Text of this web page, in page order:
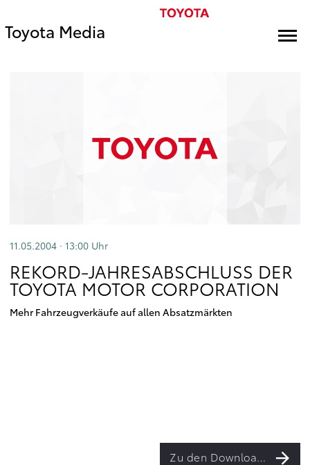
Toyota Media
11.05.2004 · 13:00 Uhr
REKORD-JAHRESABSCHLUSS DER
TOYOTA MOTOR CORPORATION
Mehr Fahrzeugverkäufe auf allen Absatzmärkten
Zu den Downloads